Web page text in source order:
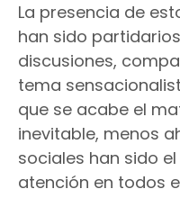
La presencia de
han sido
discusiones,
tema
que se acabe el
inevitable, menos
sociales han sido
atención en todos